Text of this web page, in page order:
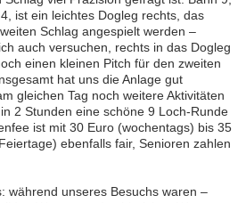
ist ein leichtes Dogleg rechts, das
Schlag angespielt werden –
auch versuchen, rechts in das Dogleg
einen kleinen Pitch für den zweiten
hat uns die Anlage gut
gleichen Tag noch weitere Aktivitäten
2 Stunden eine schöne 9 Loch-Runde
ist mit 30 Euro (wochentags) bis 35
ebenfalls fair, Senioren zahlen
während unseres Besuchs waren –